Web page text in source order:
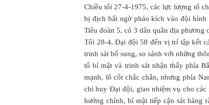
Chiều tối 27-4-1975, các lực lượng tổ
bị địch bất ngờ pháo kích vào đội
Tiểu đoàn 5, có 3 dân quân địa phương
Tối 28-4, Đại đội 58 đến vị trí tập kết
trinh sát bổ sung, so sánh với những
tố bí mật và trinh sát nhận thấy phía
mạnh, lô cốt chắc chắn, nhưng phía
chỉ huy Đại đội, giao nhiệm vụ cho
hướng chính, bí mật tiếp cận sát hàng